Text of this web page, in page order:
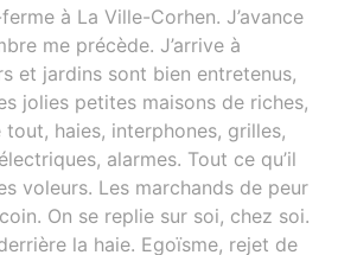
à La Ville-Corhen. J’avance
me précède. J’arrive à
et jardins sont bien entretenus,
jolies petites maisons de riches,
haies, interphones, grilles,
alarmes. Tout ce qu’il
voleurs. Les marchands de peur
On se replie sur soi, chez soi.
la haie. Egoïsme, rejet de